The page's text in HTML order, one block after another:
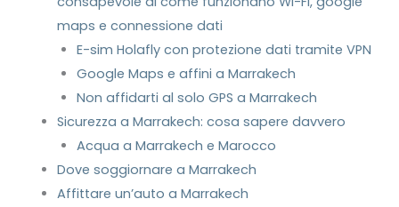
maps e connessione dati
E-sim Holafly con protezione dati tramite VPN
Google Maps e affini a Marrakech
Non affidarti al solo GPS a Marrakech
Sicurezza a Marrakech: cosa sapere davvero
Acqua a Marrakech e Marocco
Dove soggiornare a Marrakech
Affittare un’auto a Marrakech